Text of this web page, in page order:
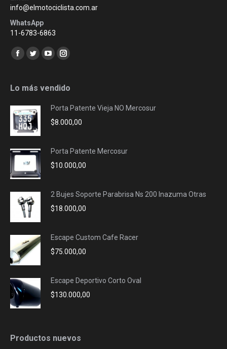
info@elmotociclista.com.ar
WhatsApp
11-6783-6863
Encuéntranos en:
Facebook
opens
new
window
Twitter
opens
new
window
YouTube
opens
new
window
Instagram
opens
new
window
Lo más vendido
Porta Patente Vieja NO Mercosur
$8.000,00
Porta Patente Mercosur
$10.000,00
2 Bujes Soporte Parabrisa Ns 200 Inazuma Otras
$18.000,00
Escape Custom Cafe Racer
$75.000,00
Escape Deportivo Corto Oval
$130.000,00
Productos nuevos